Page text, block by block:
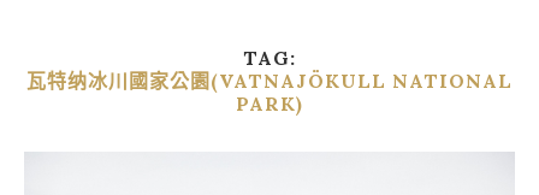
TAG:
瓦特纳冰川國家公園(VATNAJÖKULL NATIONAL
PARK)